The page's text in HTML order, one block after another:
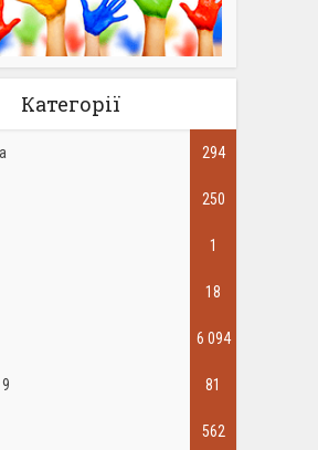
Категорії
294
250
1
18
6 094
81
562